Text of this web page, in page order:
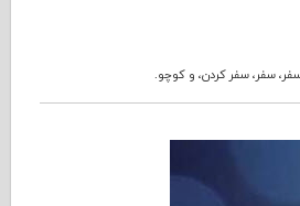
،سفر ،سفر کردن، وکوچو.